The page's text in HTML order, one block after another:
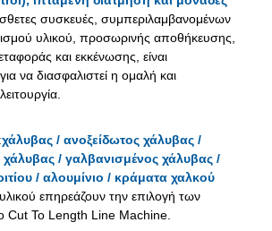
συσκευές, συμπεριλαμβανομένων
υλικού, προσωρινής αποθήκευσης,
και εκκένωσης, είναι
να διασφαλιστεί η ομαλή και
χάλυβας / ανοξείδωτος χάλυβας /
/ γαλβανισμένος χάλυβας /
/ αλουμίνιο / κράματα χαλκού
υλικού επηρεάζουν την επιλογή των
Cut To Length Line Machine.